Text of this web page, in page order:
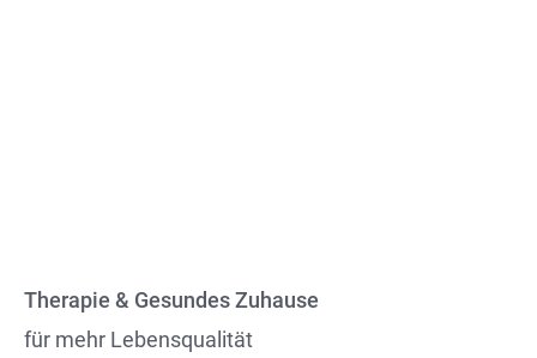
Therapie & Gesundes Zuhause
für mehr Lebensqualität